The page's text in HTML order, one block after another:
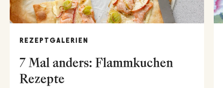
REZEPTGALERIEN
7 Mal anders: Flammkuchen
Rezepte